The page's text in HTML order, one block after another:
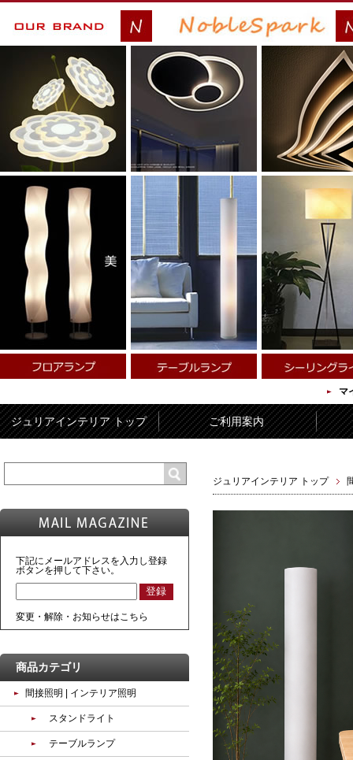
マ
ジュリアインテリア トップ ご利用案内
ジュリアインテリア トップ
下記にメールアドレスを入力し登録
ボタンを押して下さい。
変更・解除・お知らせはこちら
商品カテゴリ
間接照明 | インテリア照明
スタンドライト
テーブルランプ